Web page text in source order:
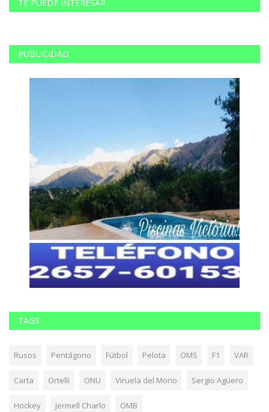
TE PUEDE INTERESAR
PUBLICIDAD
TAGS
Rusos Pentágono Fútbol Pelota OMS F1 VAR
Carta Ortelli ONU Viruela del Mono Sergio Agüero
Hockey Jermell Charlo OMB